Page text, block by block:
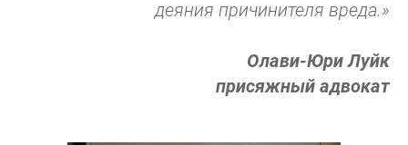
деяния причинителя вреда.»
Олави-Юри Луйк
присяжный адвокат